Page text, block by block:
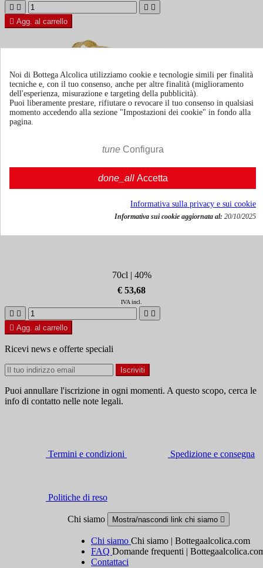
   
 Agg. al carrello
Rum Millonario 15Y
70cl | 40%
€ 53,68
IVA incl.
   
 Agg. al carrello
Ricevi news e offerte speciali
Puoi annullare l'iscrizione in ogni momenti. A questo scopo, cerca le
info di contatto nelle note legali.
Termini e condizioni Spedizione e consegna
Politiche di reso
Chi siamo Mostra/nascondi link chi siamo 
Chi siamo Chi siamo | Bottegaalcolica.com
FAQ Domande frequenti |
Contattaci
Noi di Bottega Alcolica utilizziamo cookie e tecnologie simili per finalità
tecniche e, con il tuo consenso, anche per altre finalità (miglioramento
dell'esperienza, misurazione e targeting della pubblicità).
Puoi liberamente prestare, rifiutare o revocare il tuo consenso in qualsiasi
momento accedendo alla sezione "Impostazioni dei cookie" in fondo alla
pagina.
tune Configura
done_all Accetta
Informativa sulla privacy e sui cookie
Informativa sui cookie aggiornata al: 20/10/2025